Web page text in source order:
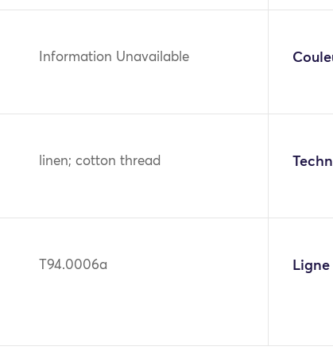
Information Unavailable
linen; cotton thread
T94.0006a